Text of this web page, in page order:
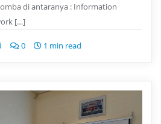
di antaranya : Information
[…]
0 1 min read